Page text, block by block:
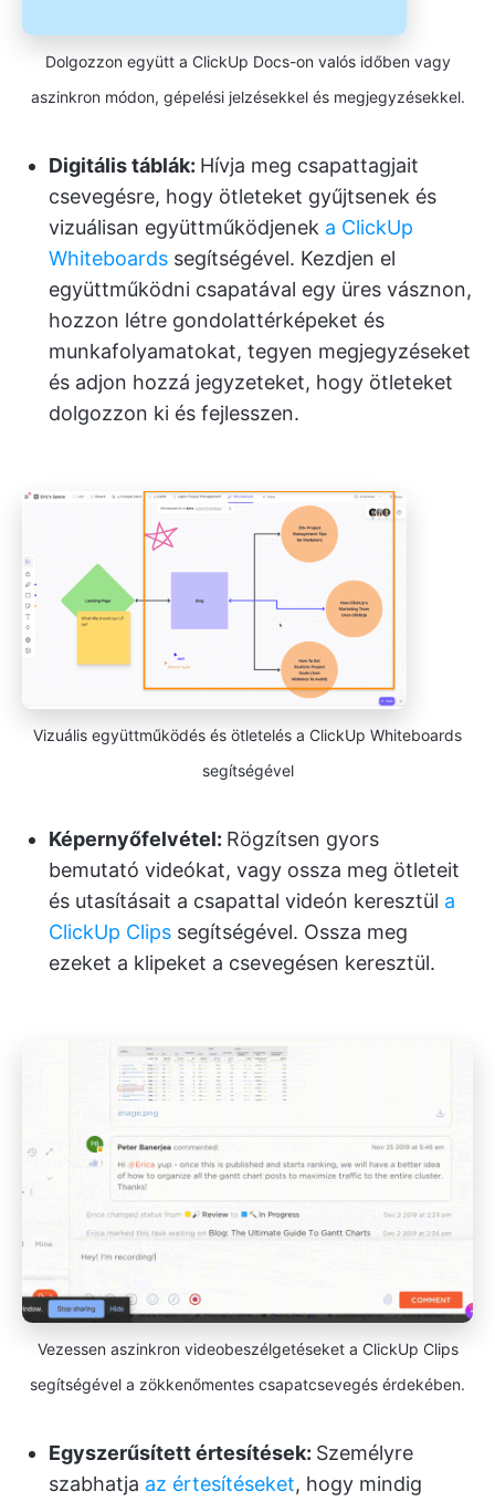
Dolgozzon együtt a ClickUp Docs-on valós időben vagy
aszinkron módon, gépelési jelzésekkel és megjegyzésekkel.
Digitális táblák: Hívja meg csapattagjait
csevegésre, hogy ötleteket gyűjtsenek és
vizuálisan együttműködjenek a ClickUp
Whiteboards segítségével. Kezdjen el
együttműködni csapatával egy üres vásznon,
hozzon létre gondolattérképeket és
munkafolyamatokat, tegyen megjegyzéseket
és adjon hozzá jegyzeteket, hogy ötleteket
dolgozzon ki és fejlesszen.
Vizuális együttműködés és ötletelés a ClickUp Whiteboards
segítségével
Képernyőfelvétel: Rögzítsen gyors
bemutató videókat, vagy ossza meg ötleteit
és utasításait a csapattal videón keresztül a
ClickUp Clips segítségével. Ossza meg
ezeket a klipeket a csevegésen keresztül.
Vezessen aszinkron videobeszélgetéseket a ClickUp Clips
segítségével a zökkenőmentes csapatcsevegés érdekében.
Egyszerűsített értesítések: Személyre
szabhatja az értesítéseket, hogy mindig